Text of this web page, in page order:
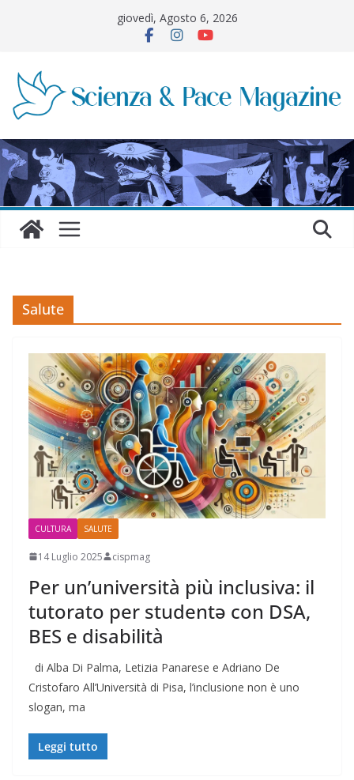
giovedì, Agosto 6, 2026
Salute
CULTURA SALUTE
14 Luglio 2025 cispmag
Per un’università più inclusiva: il
tutorato per studentə con DSA,
BES e disabilità
di Alba Di Palma, Letizia Panarese e Adriano De
Cristofaro All’Università di Pisa, l’inclusione non è uno
slogan, ma
Leggi tutto